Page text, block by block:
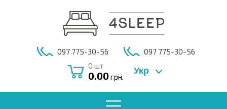
097 775-30-56
097 775-30-56
0 шт
0.00 грн.
Укр